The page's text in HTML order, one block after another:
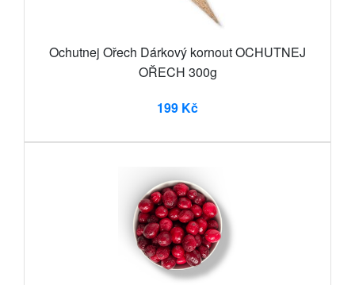
Ochutnej Ořech Dárkový kornout OCHUTNEJ
OŘECH 300g
199 Kč